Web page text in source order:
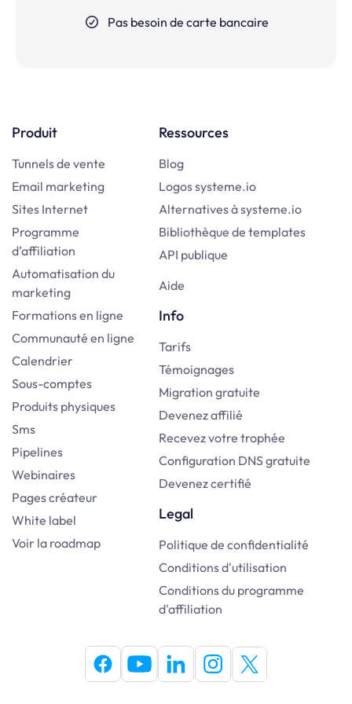
Pas besoin de carte bancaire
Produit
Tunnels de vente
Email marketing
Sites Internet
Programme
d’affiliation
Automatisation du
marketing
Formations en ligne
Communauté en ligne
Calendrier
Sous-comptes
Produits physiques
Sms
Pipelines
Webinaires
Pages créateur
White label
Voir la roadmap
Ressources
Blog
Logos systeme.io
Alternatives à systeme.io
Bibliothèque de templates
API publique
Aide
Info
Tarifs
Témoignages
Migration gratuite
Devenez affilié
Recevez votre trophée
Configuration DNS gratuite
Devenez certifié
Legal
Politique de confidentialité
Conditions d'utilisation
Conditions du programme
d'affiliation